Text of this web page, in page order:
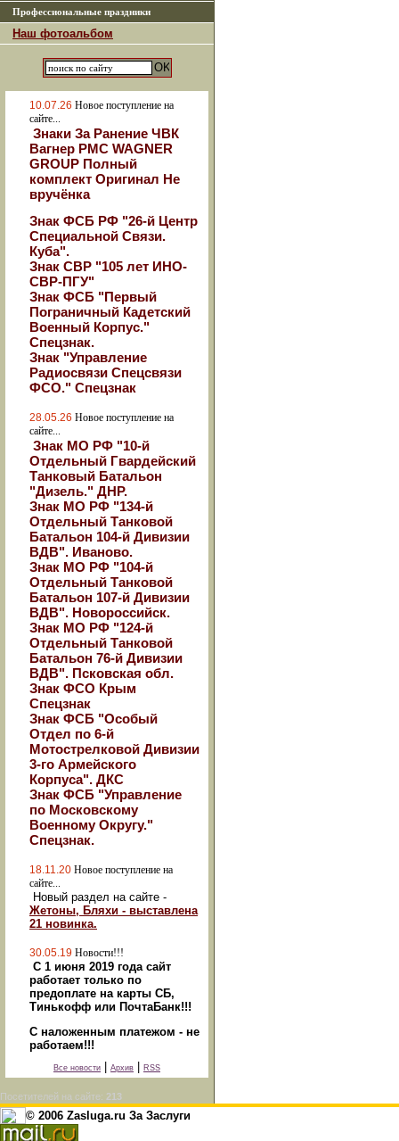
Профессиональные праздники
Наш фотоальбом
10.07.26 Новое поступление на
сайте...
Знаки За Ранение ЧВК
Вагнер РМС WAGNER
GROUP Полный
комплект Оригинал Не
вручёнка
Знак ФСБ РФ "26-й Центр
Специальной Связи.
Куба".
Знак СВР "105 лет ИНО-
СВР-ПГУ"
Знак ФСБ "Первый
Пограничный Кадетский
Военный Корпус."
Спецзнак.
Знак "Управление
Радиосвязи Спецсвязи
ФСО." Спецзнак
28.05.26 Новое поступление на
сайте...
Знак МО РФ "10-й
Отдельный Гвардейский
Танковый Батальон
"Дизель." ДНР.
Знак МО РФ "134-й
Отдельный Танковой
Батальон 104-й Дивизии
ВДВ". Иваново.
Знак МО РФ "104-й
Отдельный Танковой
Батальон 107-й Дивизии
ВДВ". Новороссийск.
Знак МО РФ "124-й
Отдельный Танковой
Батальон 76-й Дивизии
ВДВ". Псковская обл.
Знак ФСО Крым
Спецзнак
Знак ФСБ "Особый
Отдел по 6-й
Мотострелковой Дивизии
3-го Армейского
Корпуса". ДКС
Знак ФСБ "Управление
по Московскому
Военному Округу."
Спецзнак.
18.11.20 Новое поступление на
сайте...
Новый раздел на сайте -
Жетоны, Бляхи - выставлена
21 новинка.
30.05.19 Новости!!!
С 1 июня 2019 года сайт
работает только по
предоплате на карты СБ,
Тинькофф или ПочтаБанк!!!
С наложенным платежом - не
работаем!!!
Все новости Архив RSS
Посетителей на сайте: 213
© 2006 Zasluga.ru За Заслуги